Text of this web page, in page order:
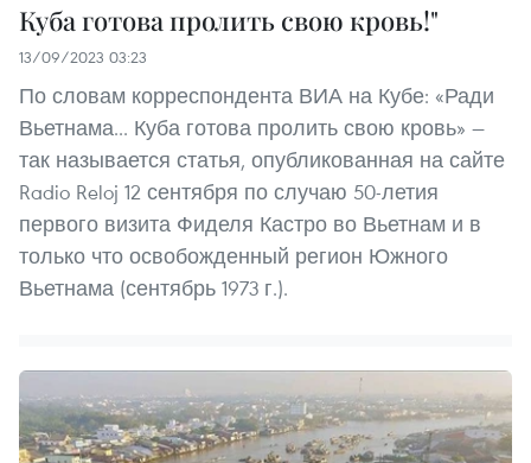
Куба готова пролить свою кровь!"
13/09/2023 03:23
По словам корреспондента ВИА на Кубе: «Ради
Вьетнама... Куба готова пролить свою кровь» —
так называется статья, опубликованная на сайте
Radio Reloj 12 сентября по случаю 50-летия
первого визита Фиделя Кастро во Вьетнам и в
только что освобожденный регион Южного
Вьетнама (сентябрь 1973 г.).